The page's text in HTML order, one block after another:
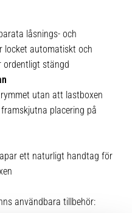
låsnings- och
locket automatiskt och
ordentligt stängd
utan att lastboxen
placering på
ett naturligt handtag för
användbara tillbehör: